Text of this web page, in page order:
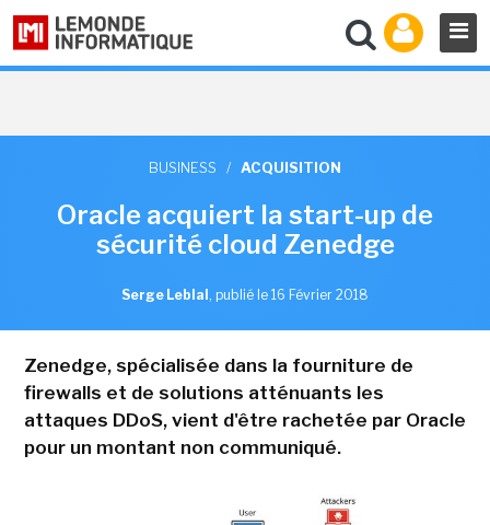
BUSINESS / ACQUISITION
Oracle acquiert la start-up de
sécurité cloud Zenedge
Serge Leblal , publié le 16 Février 2018
Zenedge, spécialisée dans la fourniture de
firewalls et de solutions atténuants les
attaques DDoS, vient d'être rachetée par Oracle
pour un montant non communiqué.